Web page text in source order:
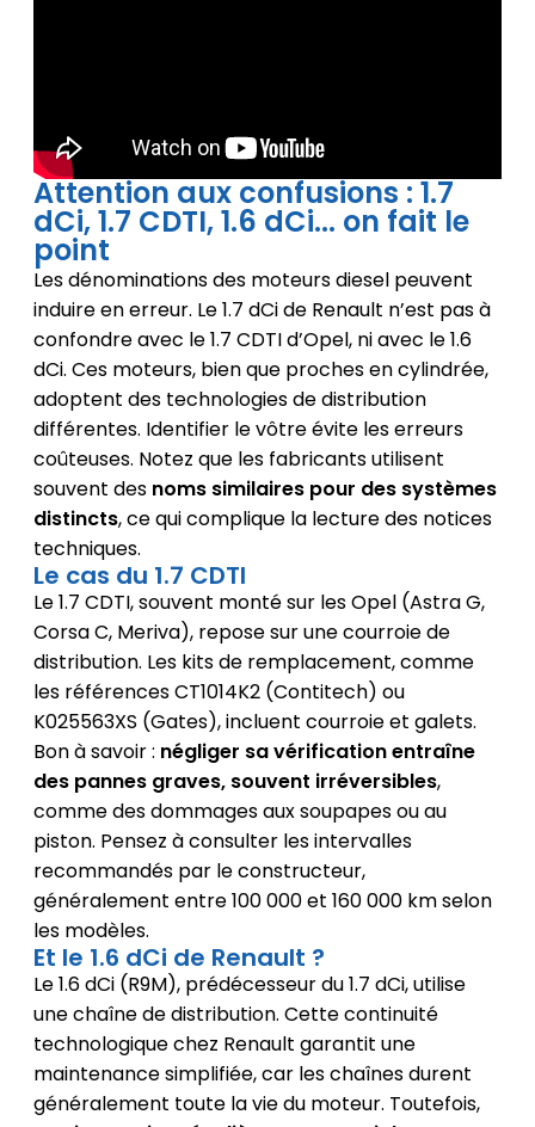
Attention aux confusions : 1.7
dCi, 1.7 CDTI, 1.6 dCi... on fait le
point
Les dénominations des moteurs diesel peuvent
induire en erreur. Le 1.7 dCi de Renault n’est pas à
confondre avec le 1.7 CDTI d’Opel, ni avec le 1.6
dCi. Ces moteurs, bien que proches en cylindrée,
adoptent des technologies de distribution
différentes. Identifier le vôtre évite les erreurs
coûteuses. Notez que les fabricants utilisent
souvent des noms similaires pour des systèmes
distincts, ce qui complique la lecture des notices
techniques.
Le cas du 1.7 CDTI
Le 1.7 CDTI, souvent monté sur les Opel (Astra G,
Corsa C, Meriva), repose sur une courroie de
distribution. Les kits de remplacement, comme
les références CT1014K2 (Contitech) ou
K025563XS (Gates), incluent courroie et galets.
Bon à savoir : négliger sa vérification entraîne
des pannes graves, souvent irréversibles,
comme des dommages aux soupapes ou au
piston. Pensez à consulter les intervalles
recommandés par le constructeur,
généralement entre 100 000 et 160 000 km selon
les modèles.
Et le 1.6 dCi de Renault ?
Le 1.6 dCi (R9M), prédécesseur du 1.7 dCi, utilise
une chaîne de distribution. Cette continuité
technologique chez Renault garantit une
maintenance simplifiée, car les chaînes durent
généralement toute la vie du moteur. Toutefois,